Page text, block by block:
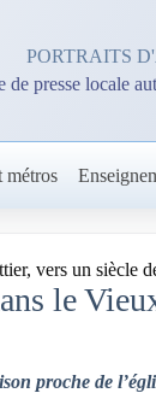
PORTRAITS
de presse locale
métros
vers un siècle
le
proche de